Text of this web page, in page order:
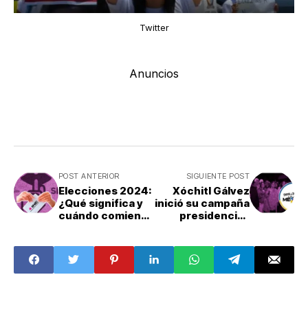
Twitter
Anuncios
POST ANTERIOR
Elecciones 2024:
¿Qué significa y
cuándo comienza
SIGUIENTE POST
Xóchitl Gálvez
inició su campaña
presidencial;
país